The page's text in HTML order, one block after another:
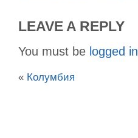
LEAVE A REPLY
You must be logged in
« Колумбия